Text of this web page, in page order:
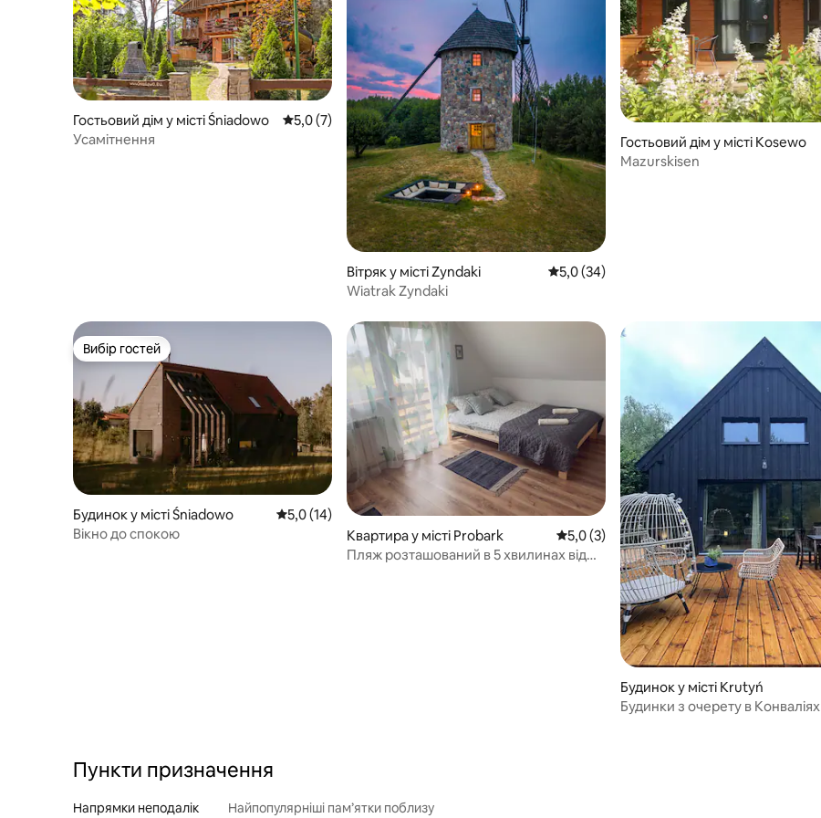
Гостьовий дім у місті Śniadowo Середня оцінка: 5,0 з 5, відгуки: 7
5,0 (7)
Усамітнення
Вітряк у місті Zyndaki Середня оцінка: 5,0 з 5, відгуки: 34
5,0 (34)
Wiatrak Zyndaki
Гостьовий дім у місті Kosewo
Mazurskisen
Вибір гостей
Вибір гостей
Будинок у місті Śniadowo Середня оцінка: 5,0 з 5, відгуки: 14
5,0 (14)
Вікно до спокою
Квартира у місті Probark Середня оцінка: 5,0 з 5, відгуки: 3
5,0 (3)
Пляж розташований в 5 хвилинах від
Будинок у місті Krutyń
Будинки з очерету в Конваліях
Пункти призначення
Напрямки неподалік Найпопулярніші пам’ятки поблизу